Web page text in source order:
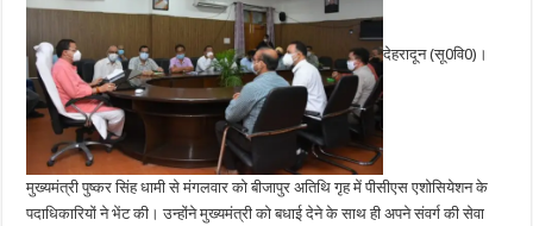
देहरादून (सू0वि0)।
मुख्यमंत्री पुष्कर सिंह धामी से मंगलवार को बीजापुर अतिथि गृह में पीसीएस एशोसियेशन के
पदाधिकारियों ने भेंट की। उन्होंने मुख्यमंत्री को बधाई देने के साथ ही अपने संवर्ग की सेवा